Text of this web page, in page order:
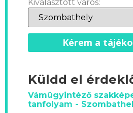
Kiválasztott város:
Kérem a
Küldd el
Vámügyintéző
tanfolyam -